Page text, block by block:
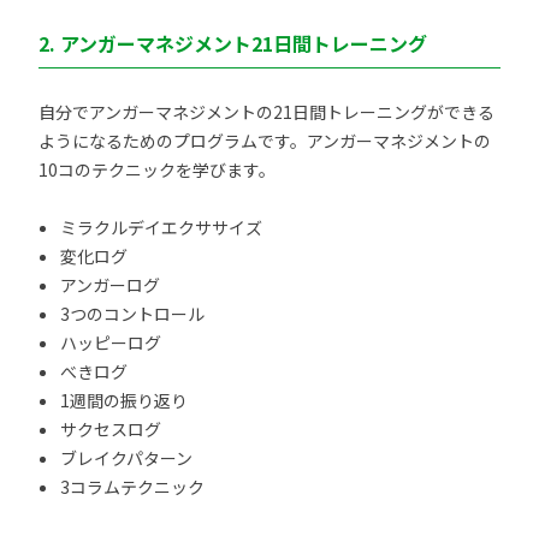
2. アンガーマネジメント21日間トレーニング
自分でアンガーマネジメントの21日間トレーニングができる
ようになるためのプログラムです。アンガーマネジメントの
10コのテクニックを学びます。
ミラクルデイエクササイズ
変化ログ
アンガーログ
3つのコントロール
ハッピーログ
べきログ
1週間の振り返り
サクセスログ
ブレイクパターン
3コラムテクニック